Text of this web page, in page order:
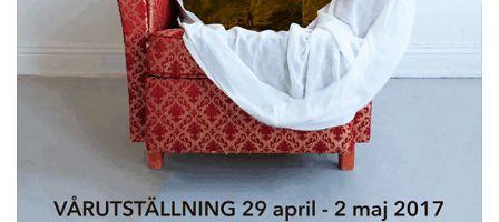
Som en bra konstskola värnar vi om kreativ
subjektivitet.
Ett eget konstnärlig språk ger kraftfulla verktyg att
själv påverka framtiden.